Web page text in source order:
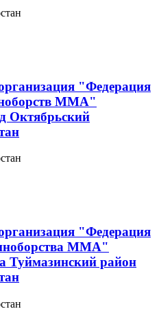
"Федерация
ММА"
Октябрьский
"Федерация
ММА"
Туймазинский район